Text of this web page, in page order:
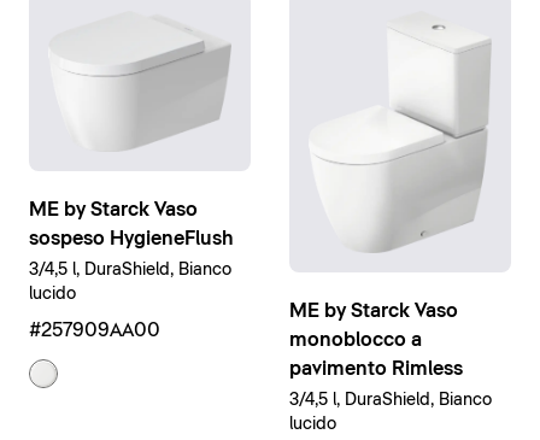
ME by Starck Vaso
sospeso HygieneFlush
3/4,5 l, DuraShield, Bianco
lucido
#257909AA00
ME by Starck Vaso
monoblocco a
pavimento Rimless
3/4,5 l, DuraShield, Bianco
lucido